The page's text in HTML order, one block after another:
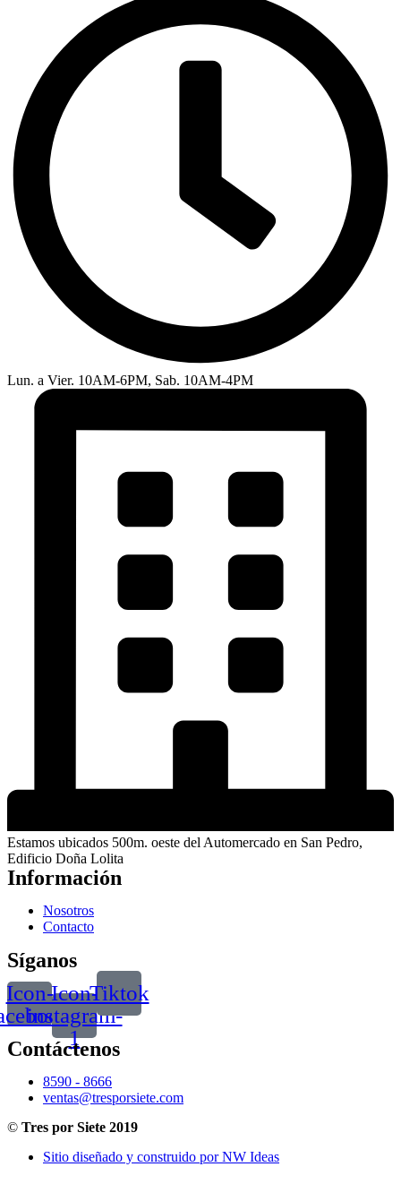
Lun. a Vier. 10AM-6PM, Sab. 10AM-4PM
Estamos ubicados 500m. oeste del Automercado en San Pedro,
Edificio Doña Lolita
Información
Nosotros
Contacto
Síganos
Icon-Icon-
instagram-
1
Tiktok
Contáctenos
8590 - 8666
ventas@tresporsiete.com
© Tres por Siete 2019
Sitio diseñado y construido por NW Ideas